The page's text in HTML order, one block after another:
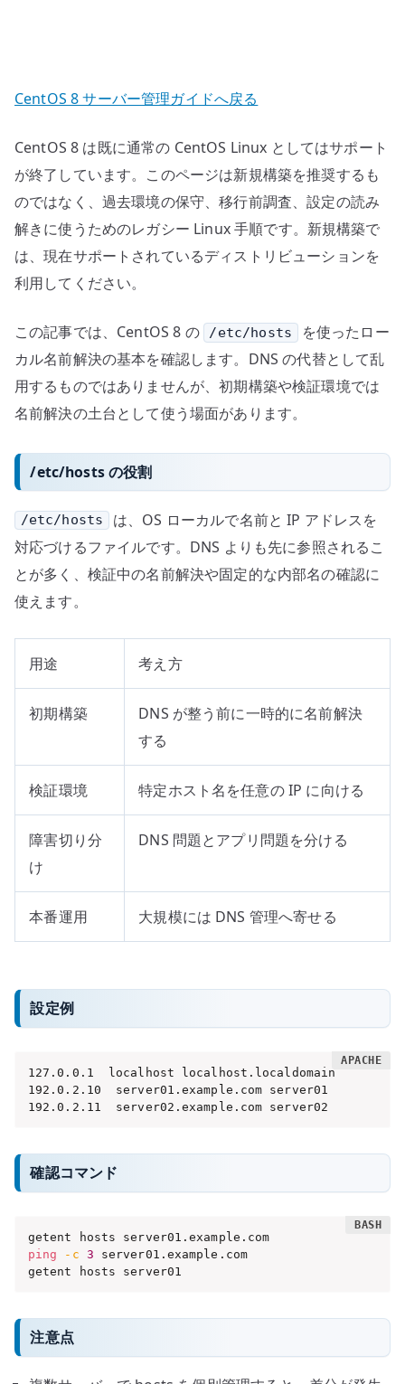
CentOS 8 サーバー管理ガイドへ戻る
CentOS 8 は既に通常の CentOS Linux としてはサポート
が終了しています。このページは新規構築を推奨するも
のではなく、過去環境の保守、移行前調査、設定の読み
解きに使うためのレガシー Linux 手順です。新規構築で
は、現在サポートされているディストリビューションを
利用してください。
この記事では、CentOS 8 の /etc/hosts
を使ったロー
カル名前解決の基本を確認します。DNS の代替として乱
用するものではありませんが、初期構築や検証環境では
名前解決の土台として使う場面があります。
/etc/hosts の役割
/etc/hosts
は、OS ローカルで名前と IP アドレスを
対応づけるファイルです。DNS よりも先に参照されるこ
とが多く、検証中の名前解決や固定的な内部名の確認に
使えます。
用途 考え方
初期構築
DNS が整う前に一時的に名前解決
する
検証環境 特定ホスト名を任意の IP に向ける
障害切り分
け
DNS 問題とアプリ問題を分ける
本番運用 大規模には DNS 管理へ寄せる
設定例
127.0.0.1  localhost localhost.localdomain
192.0.2.10  server01.example.com server01
192.0.2.11  server02.example.com server02
確認コマンド
ping
-c 3 server01.example.com
getent hosts server01
注意点